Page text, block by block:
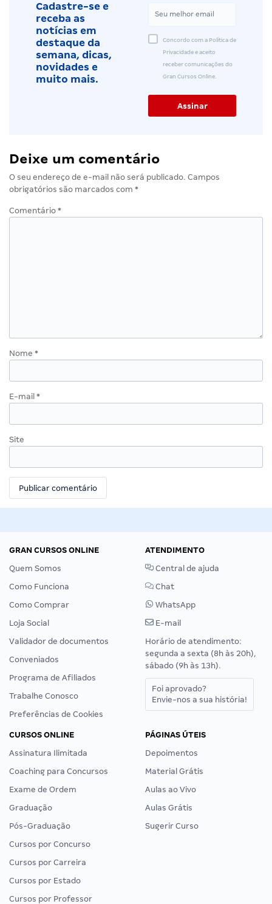
Cadastre-se e
receba as
notícias em
destaque da
semana, dicas,
novidades e
muito mais.
Concordo com a Política de
Privacidade e aceito
receber comunicações do
Gran Cursos Online.
Deixe um comentário
O seu endereço de e-mail não será publicado. Campos
obrigatórios são marcados com *
Comentário *
Nome *
E-mail *
Site
GRAN CURSOS ONLINE
Quem Somos
Como Funciona
Como Comprar
Loja Social
Validador de documentos
Conveniados
Programa de Afiliados
Trabalhe Conosco
Preferências de Cookies
ATENDIMENTO
Central de ajuda
Chat
WhatsApp
E-mail
Horário de atendimento:
segunda a sexta (8h às 20h),
sábado (9h às 13h).
Foi aprovado?
Envie-nos a sua história!
CURSOS ONLINE
Assinatura Ilimitada
Coaching para Concursos
Exame de Ordem
Graduação
Pós-Graduação
Cursos por Concurso
Cursos por Carreira
Cursos por Estado
Cursos por Professor
PÁGINAS ÚTEIS
Depoimentos
Material Grátis
Aulas ao Vivo
Aulas Grátis
Sugerir Curso